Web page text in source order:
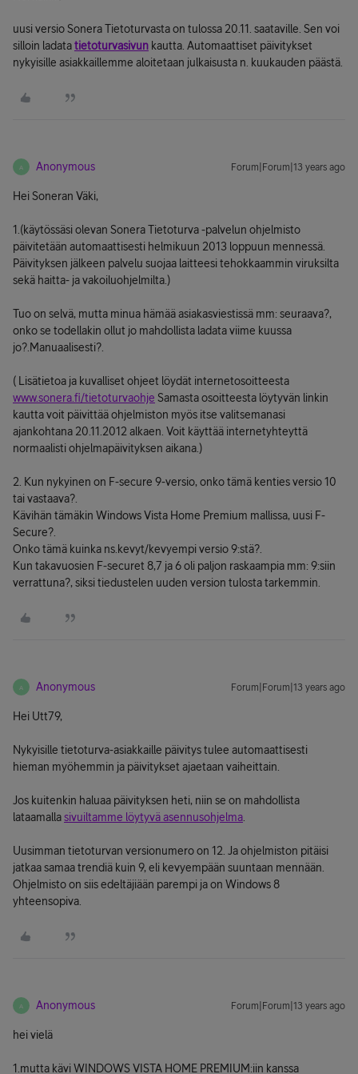
uusi versio Sonera Tietoturvasta on tulossa 20.11. saataville. Sen voi
silloin ladatatietoturvasivun kautta. Automaattiset päivitykset
nykyisille asiakkaillemme aloitetaan julkaisusta n. kuukauden päästä.
A Anonymous Forum|Forum|13 years ago
Hei Soneran Väki,
1.(käytössäsi olevan Sonera Tietoturva -palvelun ohjelmisto
päivitetään automaattisesti helmikuun 2013 loppuun mennessä.
Päivityksen jälkeen palvelu suojaa laitteesi tehokkaammin viruksilta
sekä haitta- ja vakoiluohjelmilta.)
Tuo on selvä, mutta minua hämää asiakasviestissä mm: seuraava?,
onko se todellakin ollut jo mahdollista ladata viime kuussa
jo?.Manuaalisesti?.
( Lisätietoa ja kuvalliset ohjeet löydät internetosoitteesta
www.sonera.fi/tietoturvaohje Samasta osoitteesta löytyvän linkin
kautta voit päivittää ohjelmiston myös itse valitsemanasi
ajankohtana 20.11.2012 alkaen. Voit käyttää internetyhteyttä
normaalisti ohjelmapäivityksen aikana.)
2. Kun nykyinen on F-secure 9-versio, onko tämä kenties versio 10
tai vastaava?.
Kävihän tämäkin Windows Vista Home Premium mallissa, uusi F-
Secure?.
Onko tämä kuinka ns.kevyt/kevyempi versio 9:stä?.
Kun takavuosien F-securet 8,7 ja 6 oli paljon raskaampia mm: 9:siin
verrattuna?, siksi tiedustelen uuden version tulosta tarkemmin.
A Anonymous Forum|Forum|13 years ago
Hei Utt79,
Nykyisille tietoturva-asiakkaille päivitys tulee automaattisesti
hieman myöhemmin ja päivitykset ajaetaan vaiheittain.
Jos kuitenkin haluaa päivityksen heti, niin se on mahdollista
lataamallasivuiltamme löytyvä asennusohjelma
Uusimman tietoturvan versionumero on 12. Ja ohjelmiston pitäisi
jatkaa samaa trendiä kuin 9, eli kevyempään suuntaan mennään.
Ohjelmisto on siis edeltäjiään parempi ja on Windows 8
yhteensopiva.
A Anonymous Forum|Forum|13 years ago
hei vielä
1.mutta kävi WINDOWS VISTA HOME PREMIUM:iin kanssa